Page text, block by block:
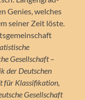
Genies, welches
seiner Zeit löste.
Gesellschaft –
der Deutschen
für Klassifikation,
Gesellschaft